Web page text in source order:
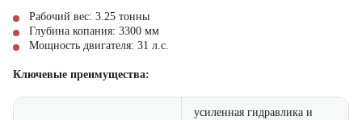
Рабочий вес: 3.25 тонны
Глубина копания: 3300 мм
Мощность двигателя: 31 л.с.
Ключевые преимущества:
усиленная гидравлика и